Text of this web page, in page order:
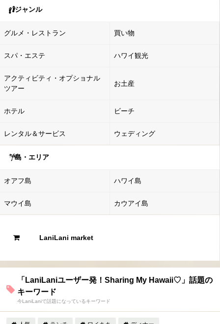
ジャンル
グルメ・レストラン 買い物
スパ・エステ ハワイ観光
アクティビティ・オプショナル
ツアー
お土産
ホテル ビーチ
レンタル＆サービス ウェディング
島・エリア
オアフ島 ハワイ島
マウイ島 カウアイ島
LaniLani market
「LaniLaniユーザー発！Sharing My Hawaii♡」話題の
キーワード
今LaniLaniで話題になっているキーワード